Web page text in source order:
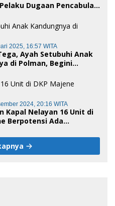
Dugaan Pencabulan
2025, 16:57 WITA
Ayah Setubuhi Anak
di Polman, Begini
2024, 20:16 WITA
Kapal Nelayan 16 Unit di
Berpotensi Ada